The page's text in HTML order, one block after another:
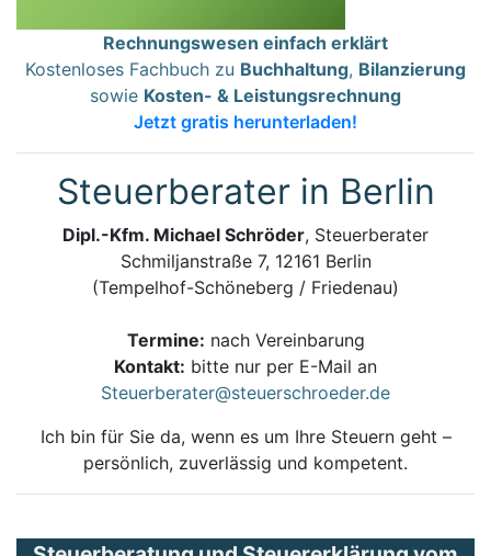
Rechnungswesen einfach erklärt
Kostenloses Fachbuch zu Buchhaltung, Bilanzierung
sowie Kosten- & Leistungsrechnung
Jetzt gratis herunterladen!
Steuerberater in Berlin
Dipl.-Kfm. Michael Schröder, Steuerberater
Schmiljanstraße 7, 12161 Berlin
(Tempelhof-Schöneberg / Friedenau)
Termine: nach Vereinbarung
Kontakt: bitte nur per E-Mail an
Steuerberater@steuerschroeder.de
Ich bin für Sie da, wenn es um Ihre Steuern geht –
persönlich, zuverlässig und kompetent.